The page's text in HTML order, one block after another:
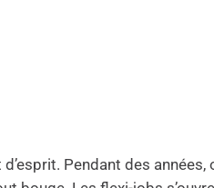
Pendant des